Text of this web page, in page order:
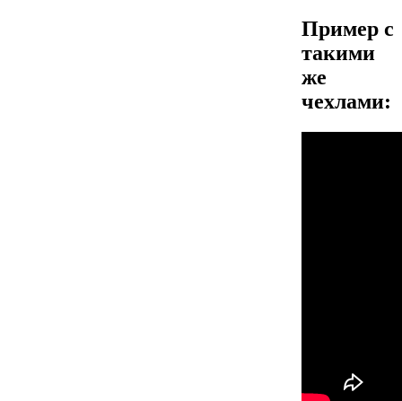
Пример с
такими
же
чехлами: